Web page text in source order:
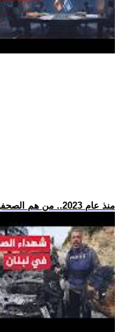
.. منذ عام 2023.. من هم الصحفيون الذين قتلتهم إسرائيل في لبنان؟